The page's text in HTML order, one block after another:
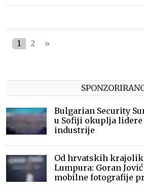
1 2 »
Bulgarian Security
u Sofiji okuplja
industrije
Od hrvatskih
Lumpura: Goran
mobilne fotografije